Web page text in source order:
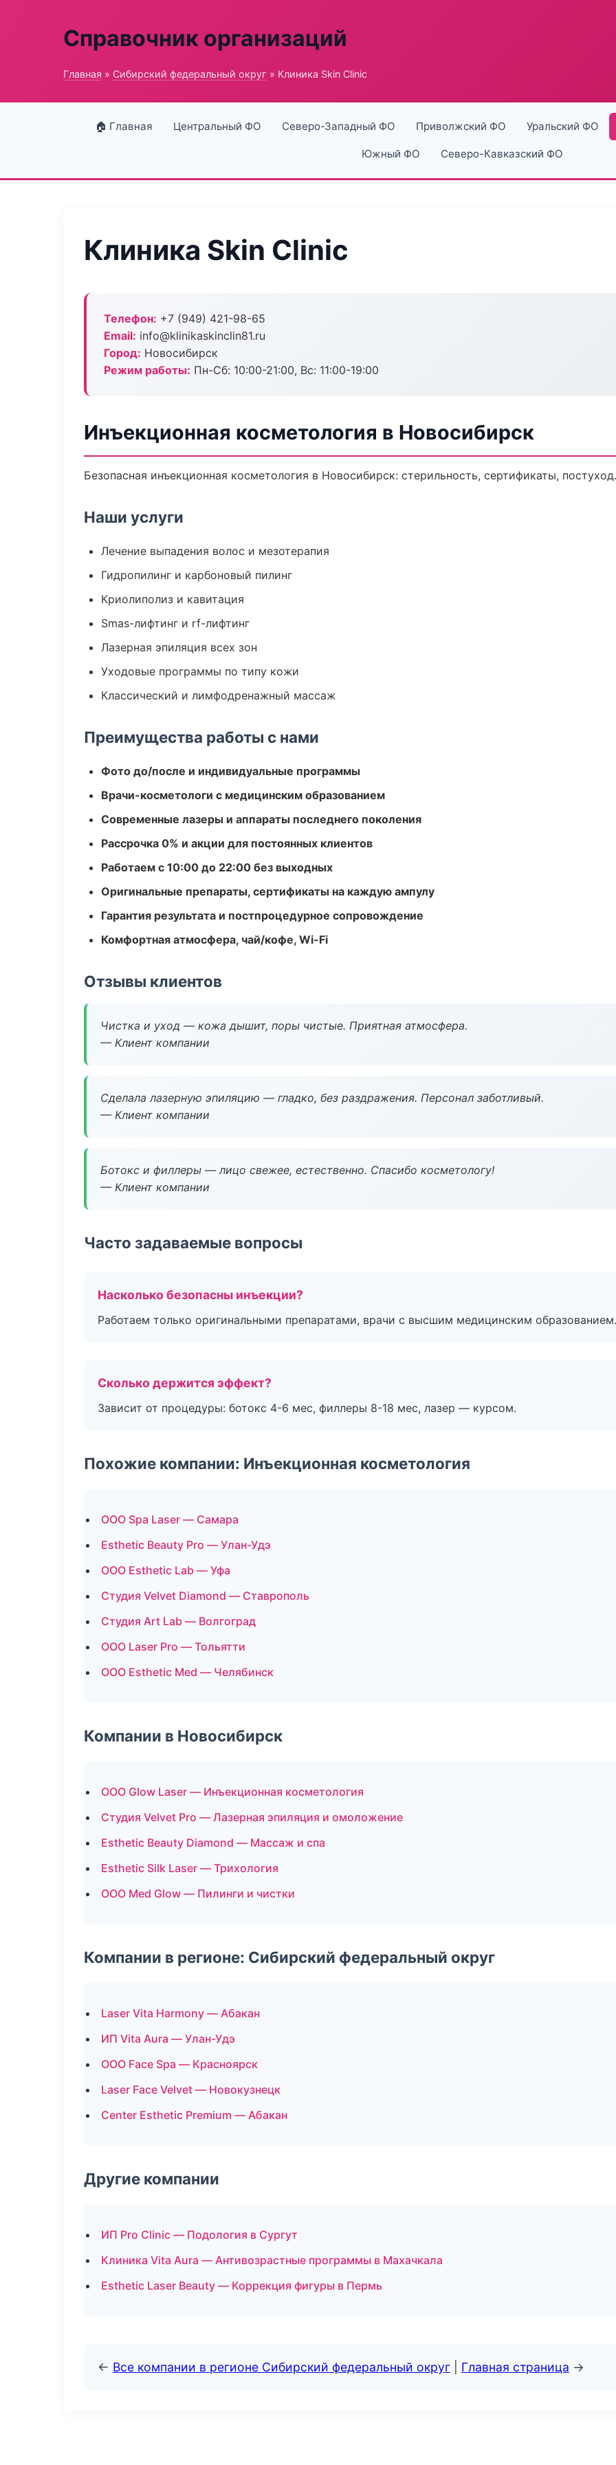
Справочник организаций
Главная » Сибирский федеральный округ » Клиника Skin Clinic
🏠 Главная Центральный ФО Северо-Западный ФО Приволжский ФО Уральский ФО
Южный ФО Северо-Кавказский ФО
Клиника Skin Clinic
Телефон: +7 (949) 421-98-65
Email: info@klinikaskinclin81.ru
Город: Новосибирск
Режим работы: Пн-Сб: 10:00-21:00, Вс: 11:00-19:00
Инъекционная косметология в Новосибирск
Безопасная инъекционная косметология в Новосибирск: стерильность, сертификаты,
Наши услуги
Лечение выпадения волос и мезотерапия
Гидропилинг и карбоновый пилинг
Криолиполиз и кавитация
Smas-лифтинг и rf-лифтинг
Лазерная эпиляция всех зон
Уходовые программы по типу кожи
Классический и лимфодренажный массаж
Преимущества работы с нами
Фото до/после и индивидуальные программы
Врачи-косметологи с медицинским образованием
Современные лазеры и аппараты последнего поколения
Рассрочка 0% и акции для постоянных клиентов
Работаем с 10:00 до 22:00 без выходных
Оригинальные препараты, сертификаты на каждую ампулу
Гарантия результата и постпроцедурное сопровождение
Комфортная атмосфера, чай/кофе, Wi-Fi
Отзывы клиентов
Чистка и уход — кожа дышит, поры чистые. Приятная атмосфера.
— Клиент компании
Сделала лазерную эпиляцию — гладко, без раздражения. Персонал заботливый.
— Клиент компании
Ботокс и филлеры — лицо свежее, естественно. Спасибо косметологу!
— Клиент компании
Часто задаваемые вопросы
Насколько безопасны инъекции?
Работаем только оригинальными препаратами, врачи с высшим медицинским образованием.
Сколько держится эффект?
Зависит от процедуры: ботокс 4-6 мес, филлеры 8-18 мес, лазер — курсом.
Похожие компании: Инъекционная косметология
ООО Spa Laser — Самара
Esthetic Beauty Pro — Улан-Удэ
ООО Esthetic Lab — Уфа
Студия Velvet Diamond — Ставрополь
Студия Art Lab — Волгоград
ООО Laser Pro — Тольятти
ООО Esthetic Med — Челябинск
Компании в Новосибирск
ООО Glow Laser — Инъекционная косметология
Студия Velvet Pro — Лазерная эпиляция и омоложение
Esthetic Beauty Diamond — Массаж и спа
Esthetic Silk Laser — Трихология
ООО Med Glow — Пилинги и чистки
Компании в регионе: Сибирский федеральный округ
Laser Vita Harmony — Абакан
ИП Vita Aura — Улан-Удэ
ООО Face Spa — Красноярск
Laser Face Velvet — Новокузнецк
Center Esthetic Premium — Абакан
Другие компании
ИП Pro Clinic — Подология в Сургут
Клиника Vita Aura — Антивозрастные программы в Махачкала
Esthetic Laser Beauty — Коррекция фигуры в Пермь
← Все компании в регионе Сибирский федеральный округ Главная страница →